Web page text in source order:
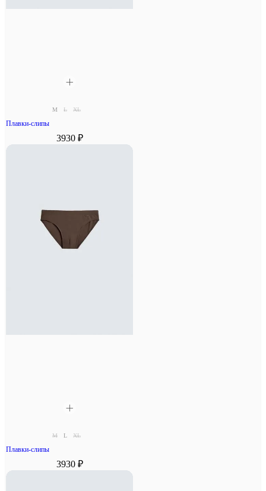
M L XL
Плавки-слипы
3930 ₽
M L XL
Плавки-слипы
3930 ₽